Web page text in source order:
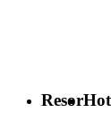
Resor